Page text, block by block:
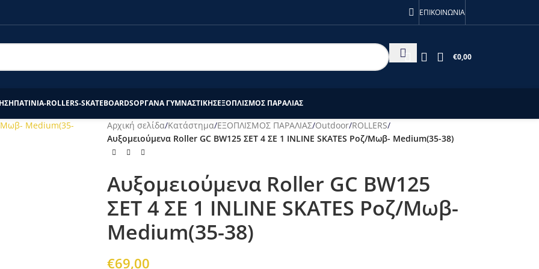
το διάστημα 20/7-27/7 θα επεξεργαστούν απο εμάς μετά τις 28/7! ΕΠΙΚΟΙΝΩΝΙΑ
€0,00
ΠΑΤΙΝΙΑ-ROLLERS-SKATEBOARDSΟΡΓΑΝΑ ΓΥΜΝΑΣΤΙΚΗΣΕΞΟΠΛΙΣΜΟΣ ΠΑΡΑΛΙΑΣ
Αρχική σελίδα/Κατάστημα/ΕΞΟΠΛΙΣΜΟΣ ΠΑΡΑΛΙΑΣ/Outdoor/ROLLERS/
Αυξομειούμενα Roller GC BW125 ΣΕΤ 4 ΣΕ 1 INLINE SKATES Ροζ/Μωβ- Medium(35-38)
Αυξομειούμενα Roller GC BW125
ΣΕΤ 4 ΣΕ 1 INLINE SKATES Ροζ/Μωβ-
Medium(35-38)
€69,00